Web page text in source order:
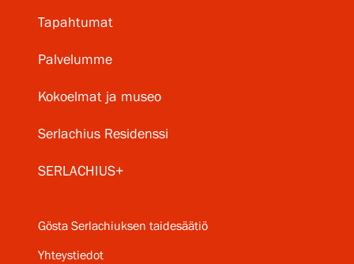
Tapahtumat
Palvelumme
Kokoelmat ja museo
Serlachius Residenssi
SERLACHIUS+
Gösta Serlachiuksen taidesäätiö
Yhteystiedot